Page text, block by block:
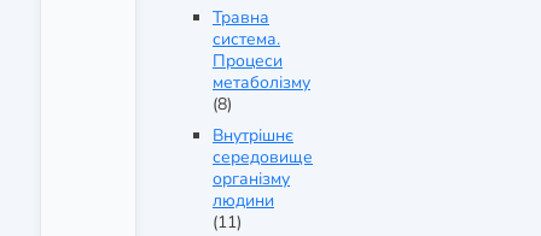
Травна
система.
Процеси
метаболізму
(8)
Внутрішнє
середовище
організму
людини
(11)